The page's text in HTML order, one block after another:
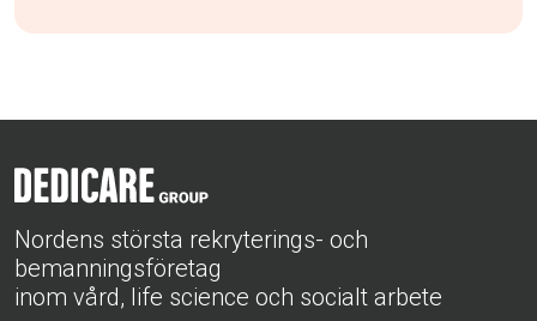
Nordens största rekryterings- och
bemanningsföretag
inom vård, life science och socialt arbete